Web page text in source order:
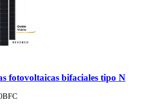
fotovoltaicas bifaciales tipo N